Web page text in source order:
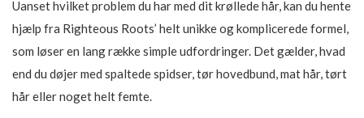
Uanset hvilket problem du har med dit krøllede hår, kan du hente
hjælp fra Righteous Roots’ helt unikke og komplicerede formel,
som løser en lang række simple udfordringer. Det gælder, hvad
end du døjer med spaltede spidser, tør hovedbund, mat hår, tørt
hår eller noget helt femte.